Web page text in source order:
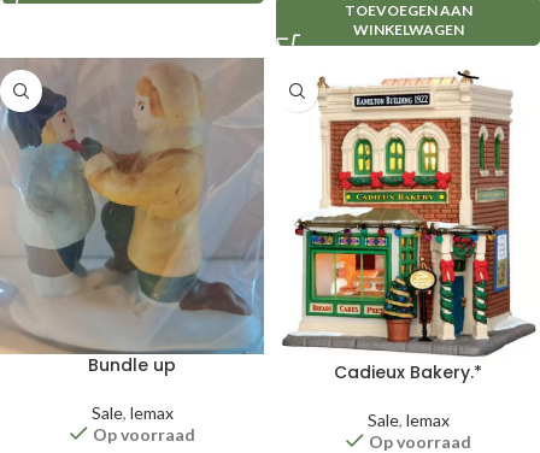
TOEVOEGEN AAN
WINKELWAGEN
Bundle up
Sale, lemax
Op voorraad
Cadieux Bakery.*
Sale, lemax
Op voorraad